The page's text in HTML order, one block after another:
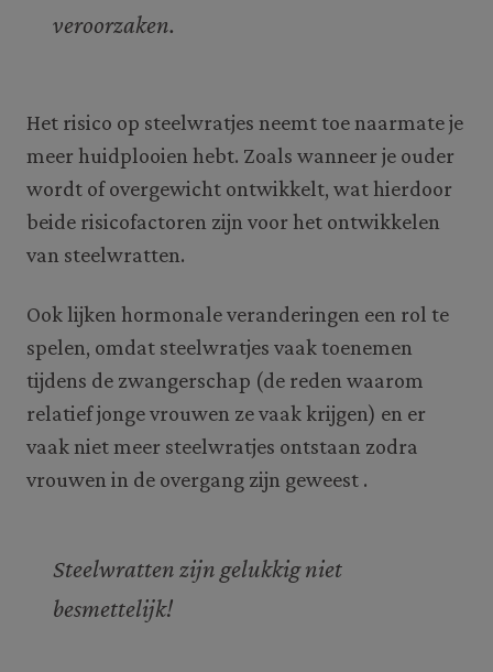
veroorzaken.
Het risico op steelwratjes neemt toe naarmate je
meer huidplooien hebt. Zoals wanneer je ouder
wordt of overgewicht ontwikkelt, wat hierdoor
beide risicofactoren zijn voor het ontwikkelen
van steelwratten.
Ook lijken hormonale veranderingen een rol te
spelen, omdat steelwratjes vaak toenemen
tijdens de zwangerschap (de reden waarom
relatief jonge vrouwen ze vaak krijgen) en er
vaak niet meer steelwratjes ontstaan zodra
vrouwen in de overgang zijn geweest .
Steelwratten zijn gelukkig niet
besmettelijk!